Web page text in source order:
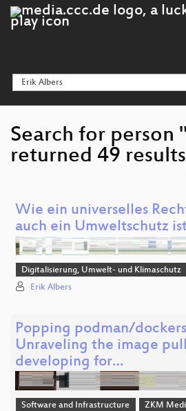
Search for person
returned 49 results
Wie ein universelles
auch ein Umweltschutz
Digitalisierung, Umwelt- und Klimaschutz
Erik Albers
Popping podman/
Unraveling the image
developing for…
Software and Infrastructure
ZKM